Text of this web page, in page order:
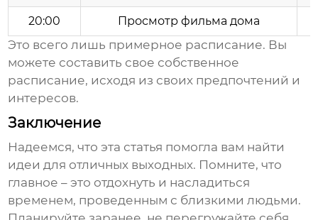
20:00 Просмотр фильма дома
Это всего лишь примерное расписание. Вы
можете составить свое собственное
расписание, исходя из своих предпочтений и
интересов.
Заключение
Надеемся, что эта статья помогла вам найти
идеи для отличных выходных. Помните, что
главное – это отдохнуть и насладиться
временем, проведенным с близкими людьми.